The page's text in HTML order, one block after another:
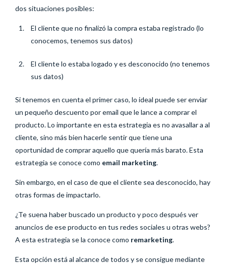
dos situaciones posibles:
El cliente que no finalizó la compra estaba registrado (lo
conocemos, tenemos sus datos)
El cliente lo estaba logado y es desconocido (no tenemos
sus datos)
Si tenemos en cuenta el primer caso, lo ideal puede ser enviar
un pequeño descuento por email que le lance a comprar el
producto. Lo importante en esta estrategia es no avasallar a al
cliente, sino más bien hacerle sentir que tiene una
oportunidad de comprar aquello que quería más barato. Esta
estrategia se conoce como email marketing.
Sin embargo, en el caso de que el cliente sea desconocido, hay
otras formas de impactarlo.
¿Te suena haber buscado un producto y poco después ver
anuncios de ese producto en tus redes sociales u otras webs?
A esta estrategia se la conoce como remarketing.
Esta opción está al alcance de todos y se consigue mediante